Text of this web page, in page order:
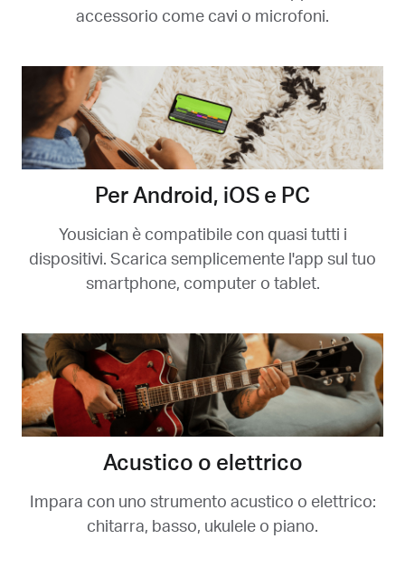
accessorio come cavi o microfoni.
Per Android, iOS e PC
Yousician è compatibile con quasi tutti i
dispositivi. Scarica semplicemente l'app sul tuo
smartphone, computer o tablet.
Acustico o elettrico
Impara con uno strumento acustico o elettrico:
chitarra, basso, ukulele o piano.